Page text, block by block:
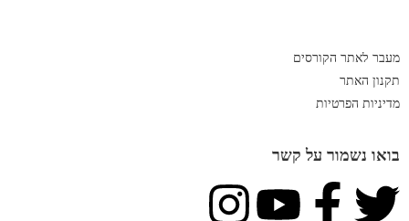
מעבר לאתר הקורסים
תקנון האתר
מדיניות הפרטיות
בואו נשמור על קשר